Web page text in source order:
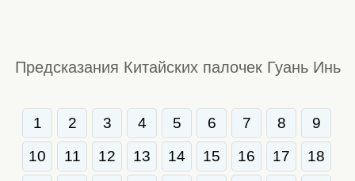
Предсказания Китайских палочек Гуань Инь
1 2 3 4 5 6 7 8
9
10
11 12 13 14 15 16 17
18